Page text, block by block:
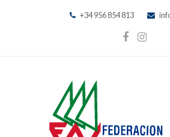
+34 956 854 813
Facebook